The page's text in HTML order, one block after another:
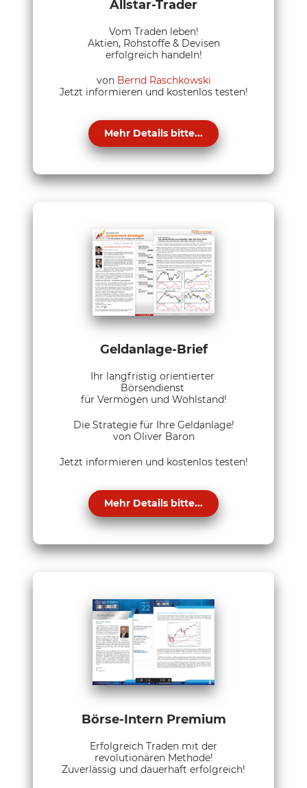
Allstar-Trader
Vom Traden leben!
Aktien, Rohstoffe & Devisen
erfolgreich handeln!
von Bernd Raschkowski
Jetzt informieren und kostenlos testen!
Mehr Details bitte...
Geldanlage-Brief
Ihr langfristig orientierter
Börsendienst
für Vermögen und Wohlstand!
Die Strategie für Ihre Geldanlage!
von Oliver Baron
Jetzt informieren und kostenlos testen!
Mehr Details bitte...
Börse-Intern Premium
Erfolgreich Traden mit der
revolutionären Methode!
Zuverlässig und dauerhaft erfolgreich!